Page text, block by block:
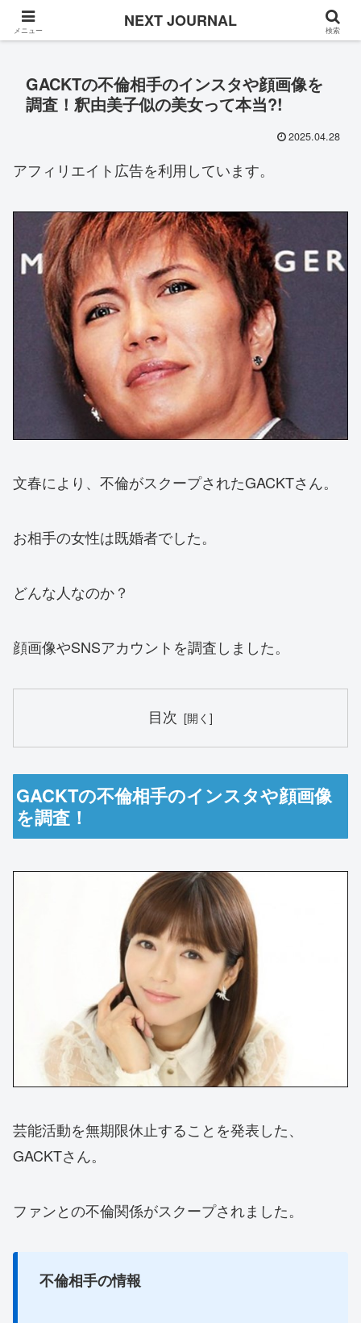
Once in a while
GACKTの不倫相手のインスタや顔画像を
調査！釈由美子似の美女って本当?!
2025.04.28
アフィリエイト広告を利用しています。
文春により、不倫がスクープされたGACKTさん。
お相手の女性は既婚者でした。
どんな人なのか？
顔画像やSNSアカウントを調査しました。
目次
GACKTの不倫相手のインスタや顔画像
を調査！
芸能活動を無期限休止することを発表した、
GACKTさん。
ファンとの不倫関係がスクープされました。
不倫相手の情報
メニュー NEXT JOURNAL 検索